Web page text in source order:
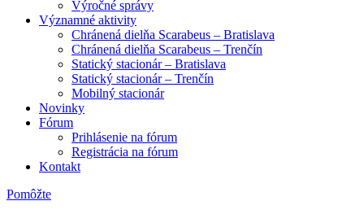
Výročné správy
Významné aktivity
Chránená dielňa Scarabeus – Bratislava
Chránená dielňa Scarabeus – Trenčín
Statický stacionár – Bratislava
Statický stacionár – Trenčín
Mobilný stacionár
Novinky
Fórum
Prihlásenie na fórum
Registrácia na fórum
Kontakt
Pomôžte